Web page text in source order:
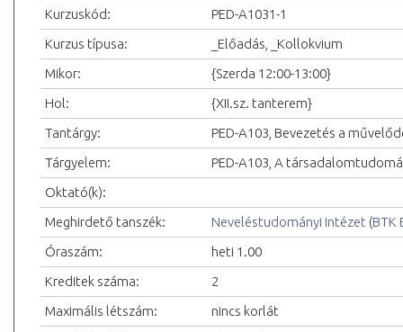
Kurzuskód:
PED-A1031-1
Kurzus típusa:
_Előadás, _Kollokvium
Mikor:
{Szerda 12:00-13:00}
Hol:
{XII.sz. tanterem}
Tantárgy:
PED-A103, Bevezetés a
Tárgyelem:
PED-A103, A
Oktató(k):
Meghirdető tanszék:
Neveléstudományi Intézet (BTK
Óraszám:
heti 1.00
Kreditek száma:
2
Maximális létszám:
nincs korlát